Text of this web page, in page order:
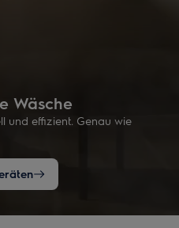
Wäsche
und effizient. Genau wie